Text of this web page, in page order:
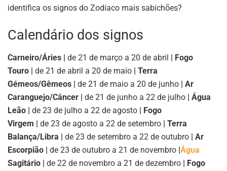
identifica os signos do Zodíaco mais sabichões?
Calendário dos signos
Carneiro/Áries | de 21 de março a 20 de abril | Fogo
Touro | de 21 de abril a 20 de maio | Terra
Gémeos/Gêmeos | de 21 de maio a 20 de junho | Ar
Caranguejo/Câncer | de 21 de junho a 22 de julho | Água
Leão | de 23 de julho a 22 de agosto | Fogo
Virgem | de 23 de agosto a 22 de setembro | Terra
Balança/Libra | de 23 de setembro a 22 de outubro | Ar
Escorpião | de 23 de outubro a 21 de novembro |Água
Sagitário | de 22 de novembro a 21 de dezembro | Fogo